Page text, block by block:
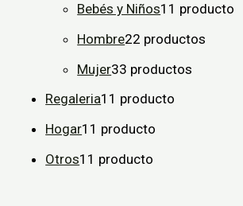
Bebés y Niños1 1 producto
Hombre22 productos
Mujer33 productos
Regaleria1 1 producto
Hogar1 1 producto
Otros1 1 producto